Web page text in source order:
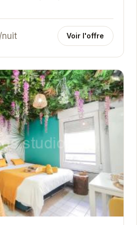
Son emplacement privilégié...
/nuit Voir l'offre